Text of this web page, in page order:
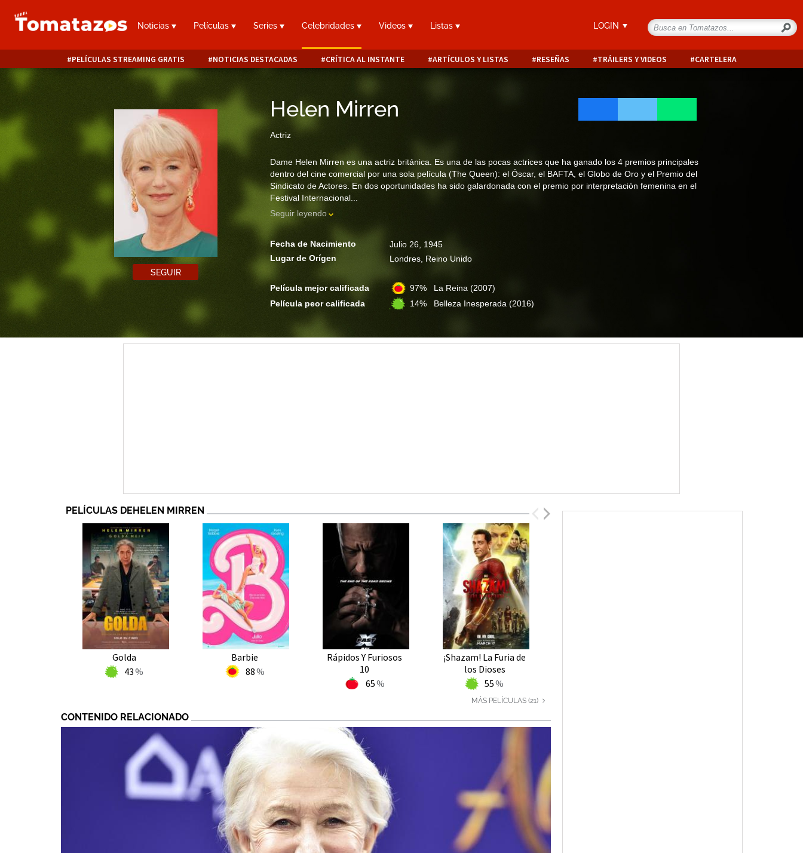
Noticias Películas Series Celebridades Videos Listas LOGIN
PELÍCULAS STREAMING GRATIS NOTICIAS DESTACADAS CRÍTICA AL INSTANTE ARTÍCULOS Y LISTAS RESEÑAS TRÁILERS Y VIDEOS CARTELERA
SEGUIR
Helen Mirren
Actriz
Dame Helen Mirren es una actriz británica. Es una de las pocas actrices que ha ganado los 4 premios principales
dentro del cine comercial por una sola película (The Queen): el Óscar, el BAFTA, el Globo de Oro y el Premio del
Sindicato de Actores. En dos oportunidades ha sido galardonada con el premio por interpretación femenina en el
Festival Internacional...
Seguir leyendo
Fecha de Nacimiento
Julio 26, 1945
Lugar de Orígen
Londres, Reino Unido
Película mejor calificada 97% La Reina (2007)
Película peor calificada
14% Belleza Inesperada (2016)
PELÍCULAS DEHELEN MIRREN
Golda
43
Barbie
88
Rápidos Y Furiosos
10
65
¡Shazam! La Furia de
los Dioses
55
MÁS PELÍCULAS (21)
CONTENIDO RELACIONADO